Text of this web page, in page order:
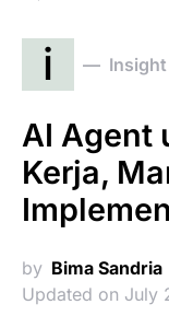
i Insight
AI Agent
Kerja,
by Bima Sandria
Updated on July